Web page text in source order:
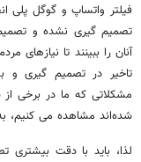
فیلتر واتساپ و گوگل پلی
تصمیم گیری نشده و
آنان را ببینند تا نیازهای
تاخیر در تصمیم گیری
مشکلاتی که ما در برخی از
شده‌اند مشاهده می کنیم،
لذا، باید با دقت